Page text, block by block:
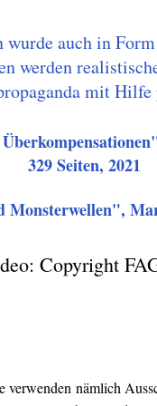
wurde auch in
werden
mit
329 Seiten, 2021
Copyright
nämlich